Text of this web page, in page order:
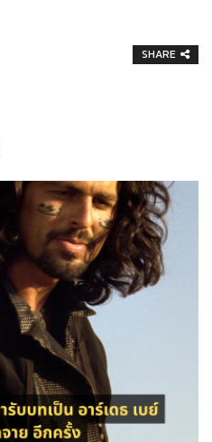
SHARE